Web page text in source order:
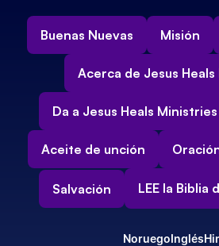
Buenas Nuevas Misión
Acerca de Jesus
Da a Jesus Heals Ministries
Aceite de unción
Salvación LEE la Biblia
NoruegoInglés